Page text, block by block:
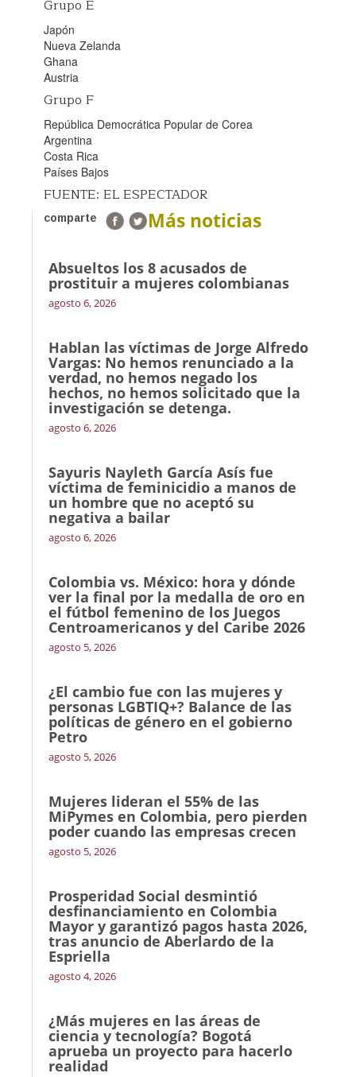
Grupo E
Japón
Nueva Zelanda
Ghana
Austria
Grupo F
República Democrática Popular de Corea
Argentina
Costa Rica
Países Bajos
FUENTE: EL ESPECTADOR
comparte Más noticias
Absueltos los 8 acusados de
prostituir a mujeres colombianas
agosto 6, 2026
Hablan las víctimas de Jorge Alfredo
Vargas: No hemos renunciado a la
verdad, no hemos negado los
hechos, no hemos solicitado que la
investigación se detenga.
agosto 6, 2026
Sayuris Nayleth García Asís fue
víctima de feminicidio a manos de
un hombre que no aceptó su
negativa a bailar
agosto 6, 2026
Colombia vs. México: hora y dónde
ver la final por la medalla de oro en
el fútbol femenino de los Juegos
Centroamericanos y del Caribe 2026
agosto 5, 2026
¿El cambio fue con las mujeres y
personas LGBTIQ+? Balance de las
políticas de género en el gobierno
Petro
agosto 5, 2026
Mujeres lideran el 55% de las
MiPymes en Colombia, pero pierden
poder cuando las empresas crecen
agosto 5, 2026
Prosperidad Social desmintió
desfinanciamiento en Colombia
Mayor y garantizó pagos hasta 2026,
tras anuncio de Aberlardo de la
Espriella
agosto 4, 2026
¿Más mujeres en las áreas de
ciencia y tecnología? Bogotá
aprueba un proyecto para hacerlo
realidad